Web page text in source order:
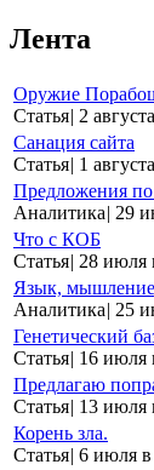
Лента
Оружие
Статья| 2
Санация сайта
Статья| 1
Предложения
Аналитика| 29
Что с КОБ
Статья| 28 июля
Язык, мышление,
Аналитика| 25
Генетический
Статья| 16 июля
Предлагаю
Статья| 13 июля
Корень зла.
Статья| 6 июля в